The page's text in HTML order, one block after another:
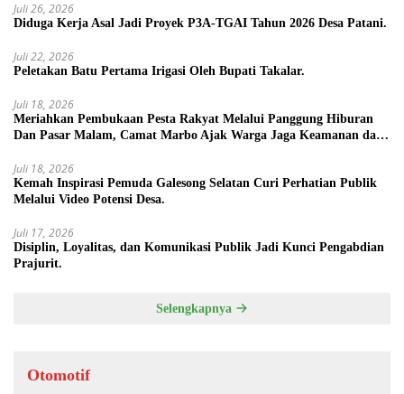
Juli 26, 2026
Diduga Kerja Asal Jadi Proyek P3A-TGAI Tahun 2026 Desa Patani.
Juli 22, 2026
Peletakan Batu Pertama Irigasi Oleh Bupati Takalar.
Juli 18, 2026
Meriahkan Pembukaan Pesta Rakyat Melalui Panggung Hiburan
Dan Pasar Malam, Camat Marbo Ajak Warga Jaga Keamanan dan
Juli 18, 2026
Kemah Inspirasi Pemuda Galesong Selatan Curi Perhatian Publik
Melalui Video Potensi Desa.
Juli 17, 2026
Disiplin, Loyalitas, dan Komunikasi Publik Jadi Kunci Pengabdian
Prajurit.
Selengkapnya
Otomotif